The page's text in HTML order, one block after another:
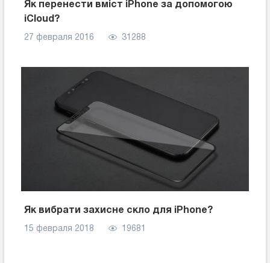
Як перенести вміст iPhone за допомогою
iCloud?
27 февраля 2016 31288
Як вибрати захисне скло для iPhone?
15 февраля 2018 19681